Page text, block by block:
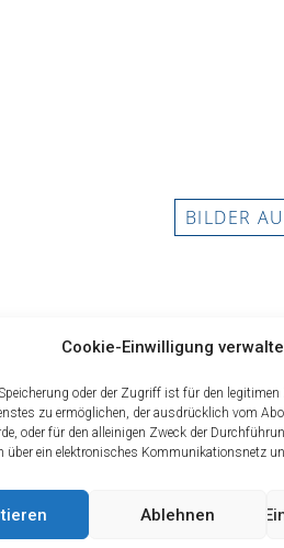
Cookie-Einwilligung
oder der Zugriff ist für den
zu ermöglichen, der ausdrücklich vom
oder für den alleinigen Zweck der
über ein elektronisches Kommunikationsnetz
Ablehnen
BILDER